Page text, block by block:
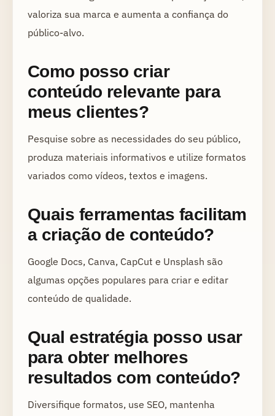
valoriza sua marca e aumenta a confiança do
público-alvo.
Como posso criar
conteúdo relevante para
meus clientes?
Pesquise sobre as necessidades do seu público,
produza materiais informativos e utilize formatos
variados como vídeos, textos e imagens.
Quais ferramentas facilitam
a criação de conteúdo?
Google Docs, Canva, CapCut e Unsplash são
algumas opções populares para criar e editar
conteúdo de qualidade.
Qual estratégia posso usar
para obter melhores
resultados com conteúdo?
Diversifique formatos, use SEO, mantenha